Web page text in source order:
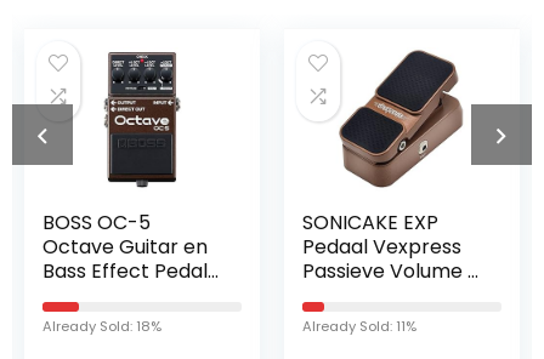
BOSS OC-5
Octave Guitar en
Bass Effect Pedal
met Vintage en
Poly Modes plus 5
jaar garantie
Already Sold: 18%
SONICAKE EXP
Pedaal Vexpress
Passieve Volume &
Expression Pedaal
Gitaar Effecten-
pedaal
Already Sold: 11%